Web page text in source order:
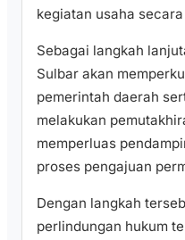
kegiatan usaha
Sebagai langkah
Sulbar akan
pemerintah daerah
melakukan
memperluas
proses pengajuan
Dengan langkah
perlindungan hukum